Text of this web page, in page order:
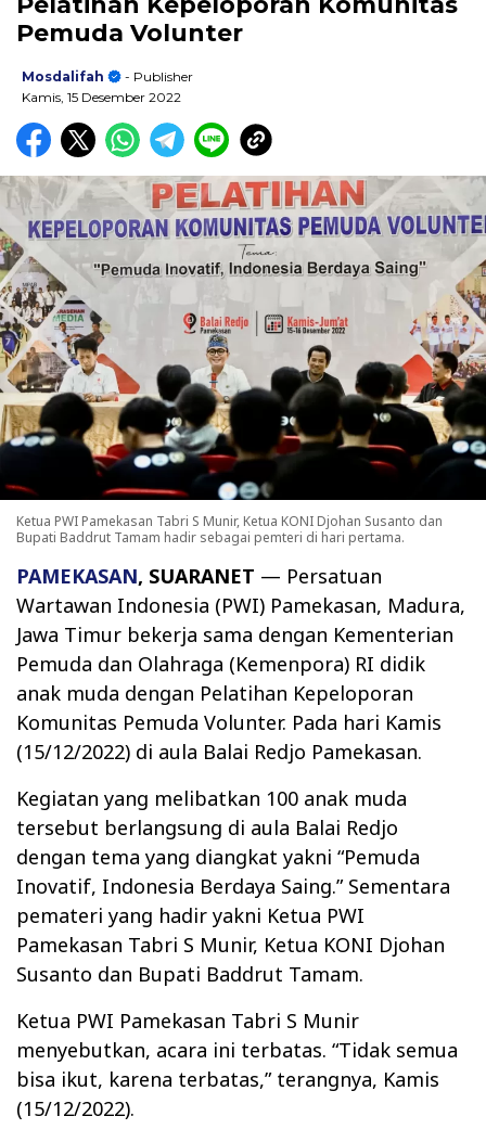
Pemuda Volunter
Mosdalifah
- Publisher
Kamis, 15 Desember 2022
Ketua PWI Pamekasan Tabri S Munir, Ketua KONI Djohan Susanto dan
Bupati Baddrut Tamam hadir sebagai pemteri di hari pertama.
PAMEKASAN, SUARANET — Persatuan
Wartawan Indonesia (PWI) Pamekasan, Madura,
Jawa Timur bekerja sama dengan Kementerian
Pemuda dan Olahraga (Kemenpora) RI didik
anak muda dengan Pelatihan Kepeloporan
Komunitas Pemuda Volunter. Pada hari Kamis
(15/12/2022) di aula Balai Redjo Pamekasan.
Kegiatan yang melibatkan 100 anak muda
tersebut berlangsung di aula Balai Redjo
dengan tema yang diangkat yakni “Pemuda
Inovatif, Indonesia Berdaya Saing.” Sementara
pemateri yang hadir yakni Ketua PWI
Pamekasan Tabri S Munir, Ketua KONI Djohan
Susanto dan Bupati Baddrut Tamam.
Ketua PWI Pamekasan Tabri S Munir
menyebutkan, acara ini terbatas. “Tidak semua
bisa ikut, karena terbatas,” terangnya, Kamis
(15/12/2022).